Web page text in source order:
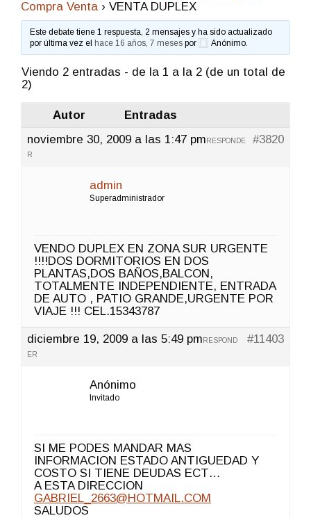
Compra Venta › VENTA DUPLEX
Este debate tiene 1 respuesta, 2 mensajes y ha sido actualizado
por última vez elhace 16 años, 7 meses por Anónimo
Viendo 2 entradas - de la 1 a la 2 (de un total de
2)
Autor
Entradas
noviembre 30, 2009 a las 1:47 pm
#3820
RESPONDE
R
admin
Superadministrador
VENDO DUPLEX EN ZONA SUR URGENTE
!!!!DOS DORMITORIOS EN DOS
PLANTAS,DOS BAÑOS,BALCON,
TOTALMENTE INDEPENDIENTE, ENTRADA
DE AUTO , PATIO GRANDE,URGENTE POR
VIAJE !!! CEL.15343787
diciembre 19, 2009 a las 5:49 pm #11403
RESPOND
ER
Anónimo
Invitado
SI ME PODES MANDAR MAS
INFORMACION ESTADO ANTIGUEDAD Y
COSTO SI TIENE DEUDAS ECT…
A ESTA DIRECCION
GABRIEL_2663@HOTMAIL.COM
SALUDOS